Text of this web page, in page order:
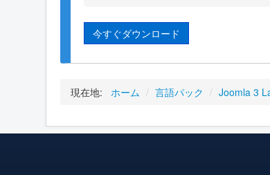
今すぐダウンロード
現在地: ホーム / 言語パック / Joomla 3